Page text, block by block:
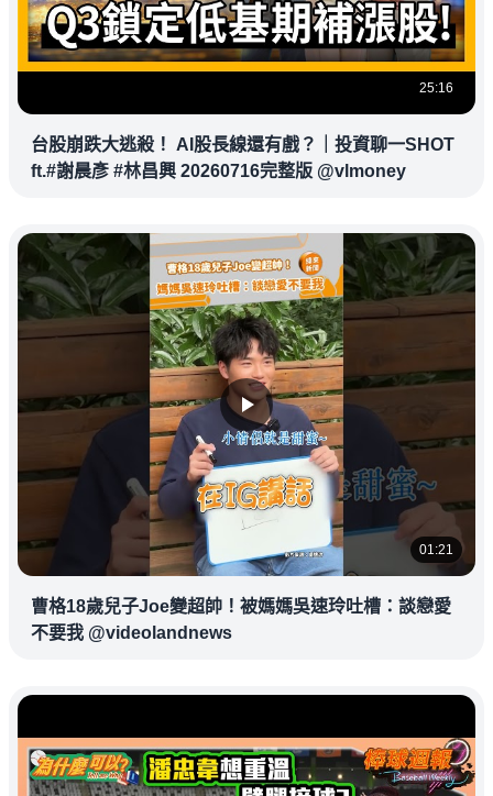
25:16
台股崩跌大逃殺！ AI股長線還有戲？｜投資聊一SHOT
ft.#謝晨彥 #林昌興 20260716完整版 @vlmoney
01:21
曹格18歲兒子Joe變超帥！被媽媽吳速玲吐槽：談戀愛
不要我 @videolandnews